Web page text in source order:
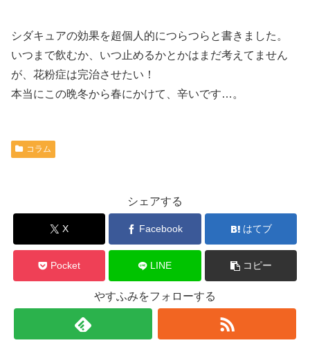
シダキュアの効果を超個人的につらつらと書きました。
いつまで飲むか、いつ止めるかとかはまだ考えてません
が、花粉症は完治させたい！
本当にこの晩冬から春にかけて、辛いです…。
コラム
シェアする
X Facebook はてブ
Pocket LINE コピー
やすふみをフォローする